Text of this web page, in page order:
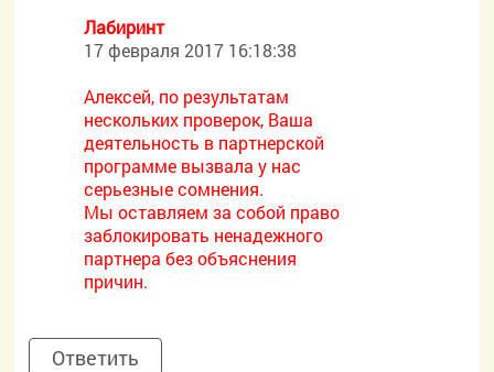
Лабиринт
17 февраля 2017 16:18:38
Алексей, по результатам
нескольких проверок, Ваша
деятельность в партнерской
программе вызвала у нас
серьезные сомнения.
Мы оставляем за собой право
заблокировать ненадежного
партнера без объяснения
причин.
Ответить